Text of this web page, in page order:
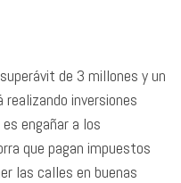
de 3 millones y un
inversiones
engañar a los
que pagan impuestos
las calles en buenas